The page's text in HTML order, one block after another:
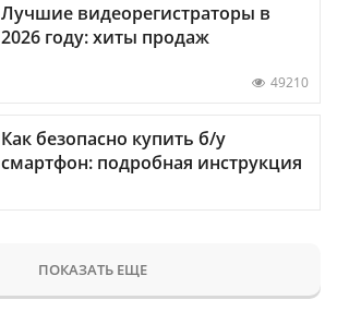
Лучшие видеорегистраторы в
2026 году: хиты продаж
49210
Как безопасно купить б/у
смартфон: подробная инструкция
ПОКАЗАТЬ ЕЩЕ